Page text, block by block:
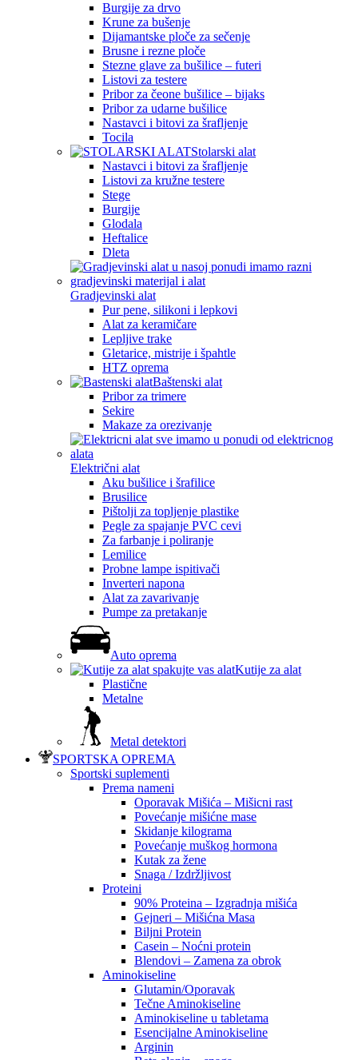
Burgije za drvo
Krune za bušenje
Dijamantske ploče za sečenje
Brusne i rezne ploče
Stezne glave za bušilice – futeri
Listovi za testere
Pribor za čeone bušilice – bijaks
Pribor za udarne bušilice
Nastavci i bitovi za šrafljenje
Tocila
Stolarski alat
Nastavci i bitovi za šrafljenje
Listovi za kružne testere
Stege
Burgije
Glodala
Heftalice
Dleta
Gradjevinski alat
Pur pene, silikoni i lepkovi
Alat za keramičare
Lepljive trake
Gletarice, mistrije i špahtle
HTZ oprema
Baštenski alat
Pribor za trimere
Sekire
Makaze za orezivanje
Električni alat
Aku bušilice i šrafilice
Brusilice
Pištolji za topljenje plastike
Pegle za spajanje PVC cevi
Za farbanje i poliranje
Lemilice
Probne lampe ispitivači
Inverteri napona
Alat za zavarivanje
Pumpe za pretakanje
Auto oprema
Kutije za alat
Plastične
Metalne
Metal detektori
SPORTSKA OPREMA
Sportski suplementi
Prema nameni
Oporavak Mišića – Mišicni rast
Povećanje mišićne mase
Skidanje kilograma
Povećanje muškog hormona
Kutak za žene
Snaga / Izdržljivost
Proteini
90% Proteina – Izgradnja mišića
Gejneri – Mišićna Masa
Biljni Protein
Casein – Noćni protein
Blendovi – Zamena za obrok
Aminokiseline
Glutamin/Oporavak
Tečne Aminokiseline
Aminokiseline u tabletama
Esencijalne Aminokiseline
Arginin